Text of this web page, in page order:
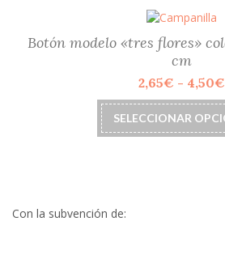
Botón modelo «tres flores»
cm
2,65€ - 4,50€
SELECCIONAR
Con la subvención de: